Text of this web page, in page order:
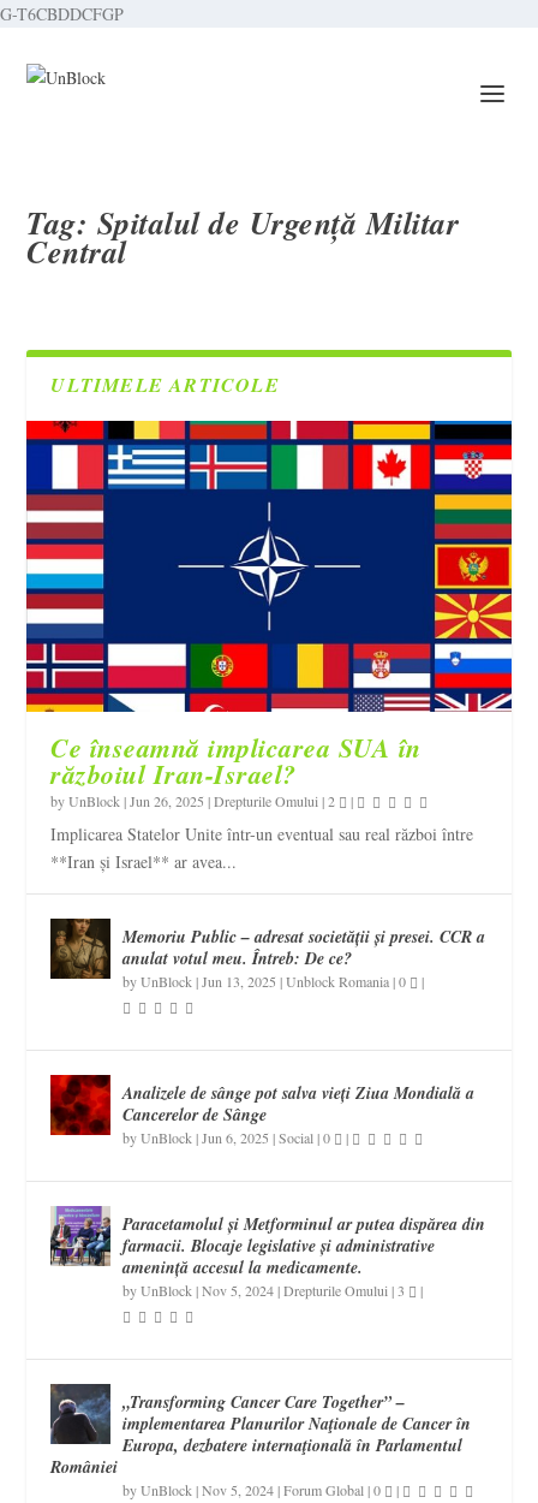
G-T6CBDDCFGP
Tag: Spitalul de Urgență Militar
Central
ULTIMELE ARTICOLE
Ce înseamnă implicarea SUA în
războiul Iran-Israel?
byUnBlock |Jun 26, 2025 |Drepturile Omului |2 |
Implicarea Statelor Unite într-un eventual sau real război între
**Iran și Israel** ar avea...
Memoriu Public – adresat societății și presei. CCR a
anulat votul meu. Întreb: De ce?
byUnBlock |Jun 13, 2025 |Unblock Romania|0 |
Analizele de sânge pot salva vieți Ziua Mondială a
Cancerelor de Sânge
byUnBlock |Jun 6, 2025 |Social |0 |
Paracetamolul și Metforminul ar putea dispărea din
farmacii. Blocaje legislative și administrative
amenință accesul la medicamente.
byUnBlock |Nov 5, 2024|Drepturile Omului |3 |
„Transforming Cancer Care Together” –
implementarea Planurilor Naţionale de Cancer în
Europa, dezbatere internaţională în Parlamentul
României
byUnBlock |Nov 5, 2024|Forum Global |0 |